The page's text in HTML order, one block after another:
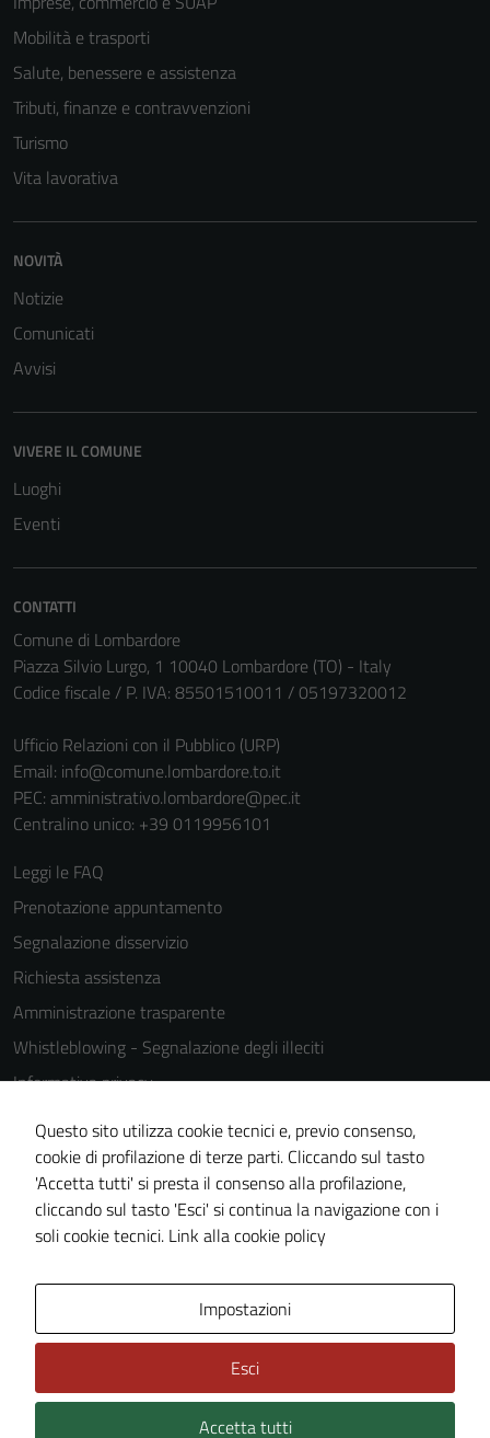
Mobilità e trasporti
Salute, benessere e assistenza
Tributi, finanze e contravvenzioni
Turismo
Vita lavorativa
NOVITÀ
Notizie
Comunicati
Avvisi
VIVERE IL COMUNE
Luoghi
Eventi
CONTATTI
Comune di Lombardore
Piazza Silvio Lurgo, 1 10040 Lombardore (TO) - Italy
Codice fiscale / P. IVA: 85501510011 / 05197320012
Ufficio Relazioni con il Pubblico (URP)
Email: info@comune.lombardore.to.it
PEC: amministrativo.lombardore@pec.it
Centralino unico: +39 0119956101
Leggi le FAQ
Prenotazione appuntamento
Segnalazione disservizio
Richiesta assistenza
Amministrazione trasparente
Whistleblowing - Segnalazione degli illeciti
Informativa privacy
Cookie Policy
Note legali
Dichiarazione di accessibilità
Piano di miglioramento del sito
Technical Design s.r.l.
Questo sito utilizza cookie tecnici e, previo consenso,
cookie di profilazione di terze parti. Cliccando sul tasto
'Accetta tutti' si presta il consenso alla profilazione,
cliccando sul tasto 'Esci' si continua la navigazione con i
soli cookie tecnici. Link alla cookie policy
Impostazioni
Esci
Accetta tutti
disabilitati.